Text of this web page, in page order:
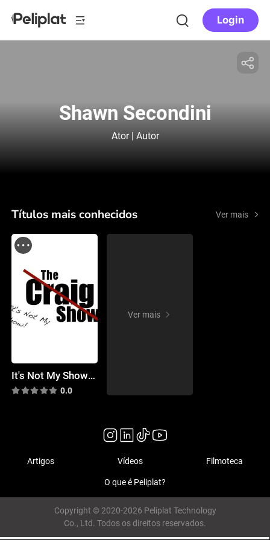
Login
Shawn Secondini
Ator | Autor
Títulos mais conhecidos Ver mais
It's Not My Show! (the Craig Show)
0.0
Ver mais
Artigos Vídeos Filmoteca
O que é Peliplat?
Copyright © 2020-2026 Peliplat Technology
Co., Ltd. Todos os direitos reservados.